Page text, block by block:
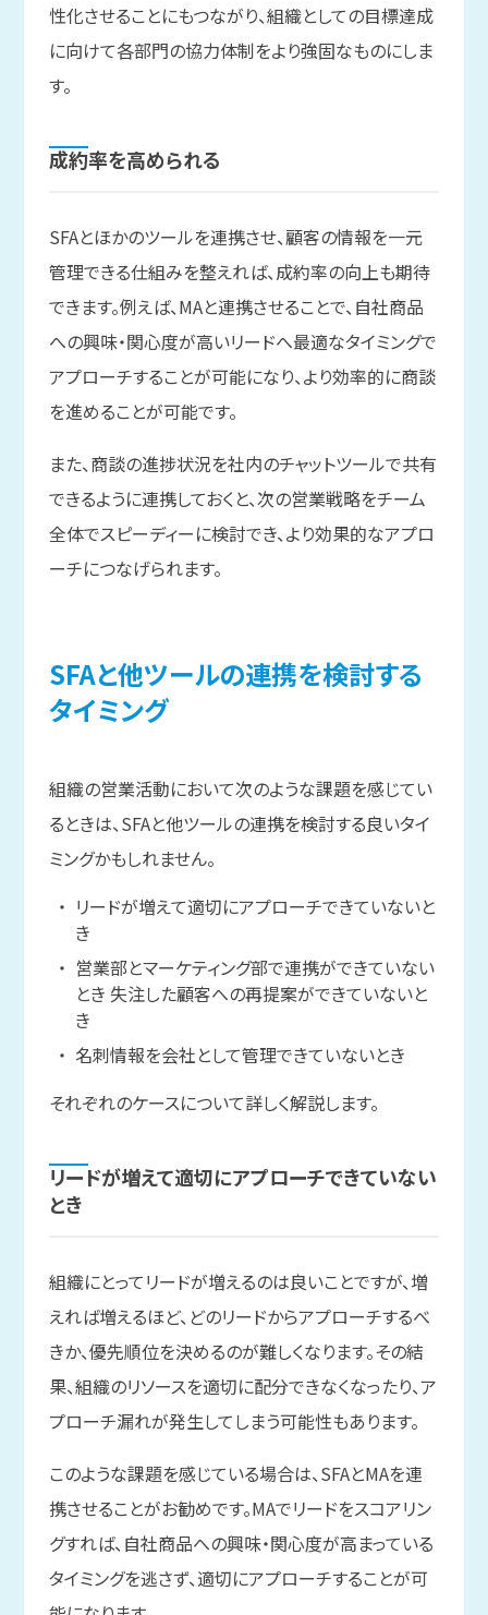
性化させることにもつながり、組織としての目標達成
に向けて各部門の協力体制をより強固なものにしま
す。
成約率を高められる
SFAとほかのツールを連携させ、顧客の情報を一元
管理できる仕組みを整えれば、成約率の向上も期待
できます。例えば、MAと連携させることで、自社商品
への興味・関心度が高いリードへ最適なタイミングで
アプローチすることが可能になり、より効率的に商談
を進めることが可能です。
また、商談の進捗状況を社内のチャットツールで共有
できるように連携しておくと、次の営業戦略をチーム
全体でスピーディーに検討でき、より効果的なアプロ
ーチにつなげられます。
SFAと他ツールの連携を検討する
タイミング
組織の営業活動において次のような課題を感じてい
るときは、SFAと他ツールの連携を検討する良いタイ
ミングかもしれません。
リードが増えて適切にアプローチできていないと
き
営業部とマーケティング部で連携ができていない
とき 失注した顧客への再提案ができていないと
き
名刺情報を会社として管理できていないとき
それぞれのケースについて詳しく解説します。
リードが増えて適切にアプローチできていない
とき
組織にとってリードが増えるのは良いことですが、増
えれば増えるほど、どのリードからアプローチするべ
きか、優先順位を決めるのが難しくなります。その結
果、組織のリソースを適切に配分できなくなったり、ア
プローチ漏れが発生してしまう可能性もあります。
このような課題を感じている場合は、SFAとMAを連
携させることがお勧めです。MAでリードをスコアリン
グすれば、自社商品への興味・関心度が高まっている
タイミングを逃さず、適切にアプローチすることが可